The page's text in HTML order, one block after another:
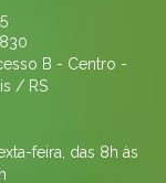
B - Centro -
/ RS
feira, das 8h às